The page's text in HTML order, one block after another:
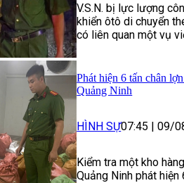
V.S.N. bị lực lượng
khiển ôtô di chuyển
có liên quan một vụ
Phát hiện 6 tấn chân
Quảng Ninh
HÌNH SỰ07:45 09/
Kiểm tra một kho
Quảng Ninh phát